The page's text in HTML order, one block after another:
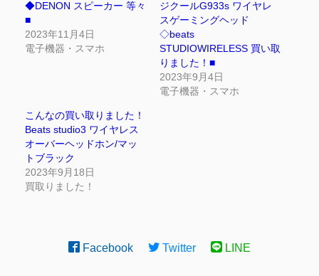
◆DENON スピーカー 等々
■
2023年11月4日
電子機器・スマホ
ジクールG933s ワイヤレ
スゲーミングヘッド
◇beats
STUDIOWIRELESS 買い取
りました！■
2023年9月4日
電子機器・スマホ
こんなの買い取りました！
Beats studio3 ワイヤレス
オーバーヘッドホン/マッ
トブラック
2023年9月18日
買取りました！
Facebook Twitter LINE